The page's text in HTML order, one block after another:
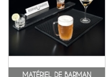
MATÉRIEL DE BARMAN